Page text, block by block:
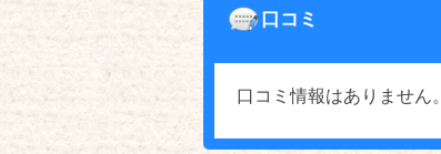
口コミ
口コミ情報はありません。